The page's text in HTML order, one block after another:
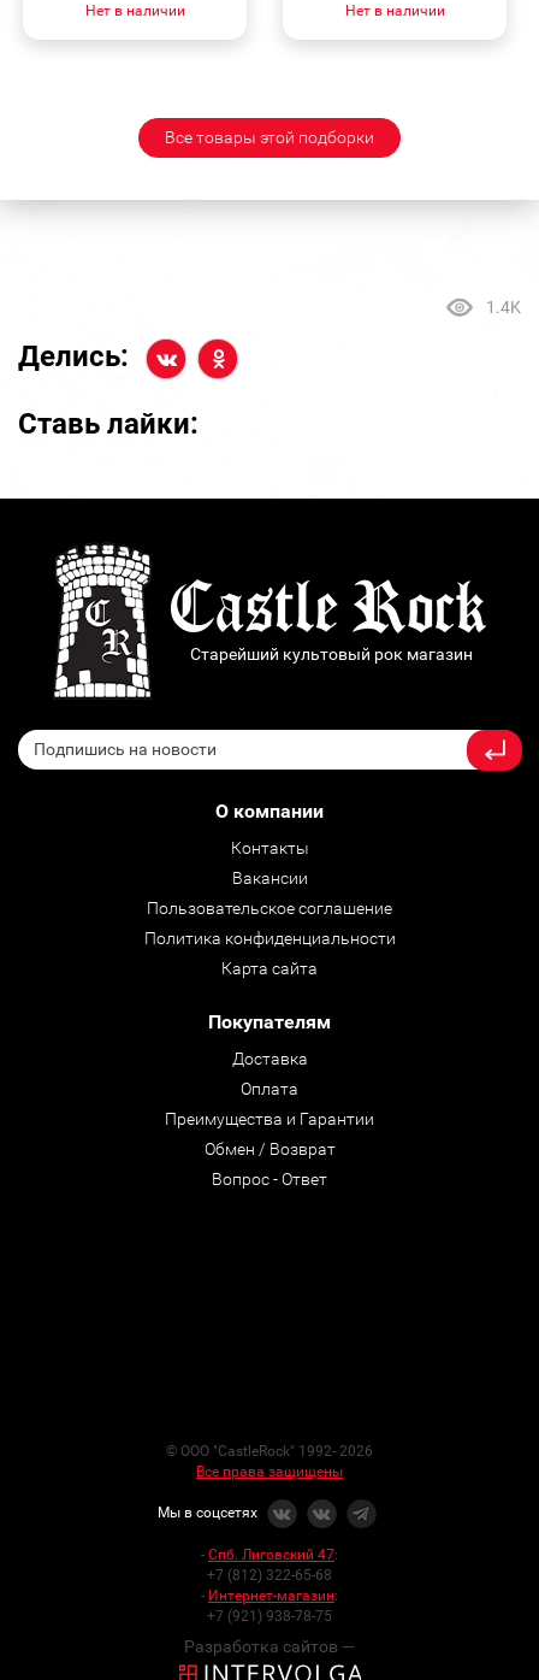
Нет в наличии Нет в наличии
Все товары этой подборки
1.4K
Делись:
Ставь лайки:
Старейший культовый рок магазин
О компании
Контакты
Вакансии
Пользовательское соглашение
Политика конфиденциальности
Карта сайта
Покупателям
Доставка
Оплата
Преимущества и Гарантии
Обмен / Возврат
Вопрос - Ответ
© ООО "CastleRock" 1992- 2026
Все права защищены
Мы в соцсетях
- Спб. Лиговский 47:
+7 (812) 322-65-68
- Интернет-магазин:
+7 (921) 938-78-75
Разработка сайтов —